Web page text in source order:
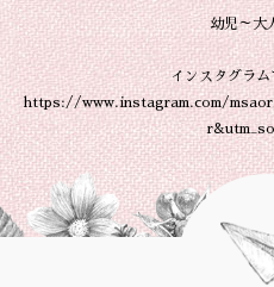
幼児～大
インスタグラ
https://www.instagram.com/